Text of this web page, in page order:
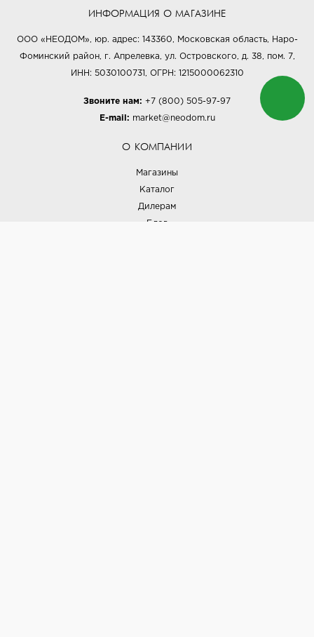
ИНФОРМАЦИЯ О МАГАЗИНЕ
ООО «НЕОДОМ», юр. адрес: 143360, Московская область, Наро-
Фоминский район, г. Апрелевка, ул. Островского, д. 38, пом. 7,
ИНН: 5030100731, ОГРН: 1215000062310
Звоните нам: +7 (800) 505-97-97
E-mail: market@neodom.ru
О КОМПАНИИ
Магазины
Каталог
Дилерам
Блог